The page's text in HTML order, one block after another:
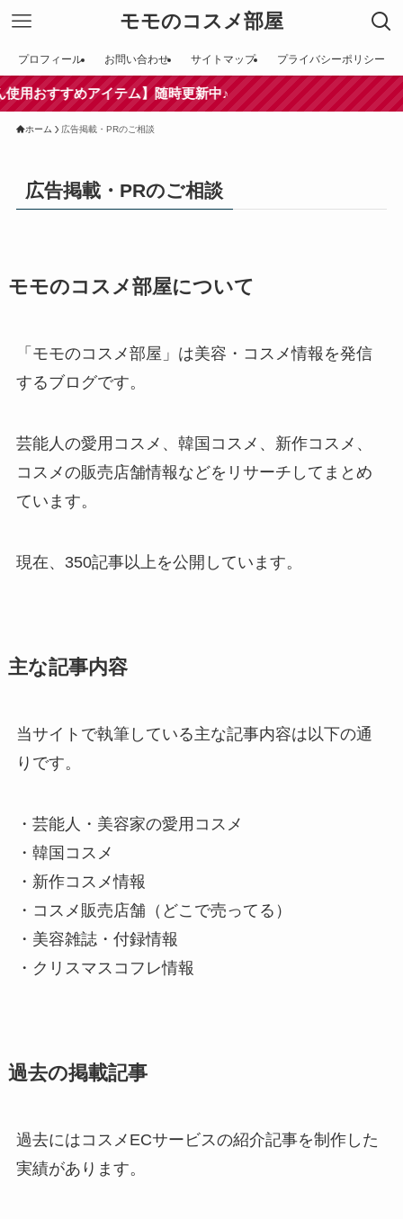
モモのコスメ部屋
プロフィール お問い合わせ サイトマップ プライバシーポリシー
すすめアイテム】随時更新中♪
ホーム 広告掲載・PRのご相談
広告掲載・PRのご相談
モモのコスメ部屋について
「モモのコスメ部屋」は美容・コスメ情報を発信
するブログです。
芸能人の愛用コスメ、韓国コスメ、新作コスメ、
コスメの販売店舗情報などをリサーチしてまとめ
ています。
現在、350記事以上を公開しています。
主な記事内容
当サイトで執筆している主な記事内容は以下の通
りです。
・芸能人・美容家の愛用コスメ
・韓国コスメ
・新作コスメ情報
・コスメ販売店舗（どこで売ってる）
・美容雑誌・付録情報
・クリスマスコフレ情報
過去の掲載記事
過去にはコスメECサービスの紹介記事を制作した
実績があります。